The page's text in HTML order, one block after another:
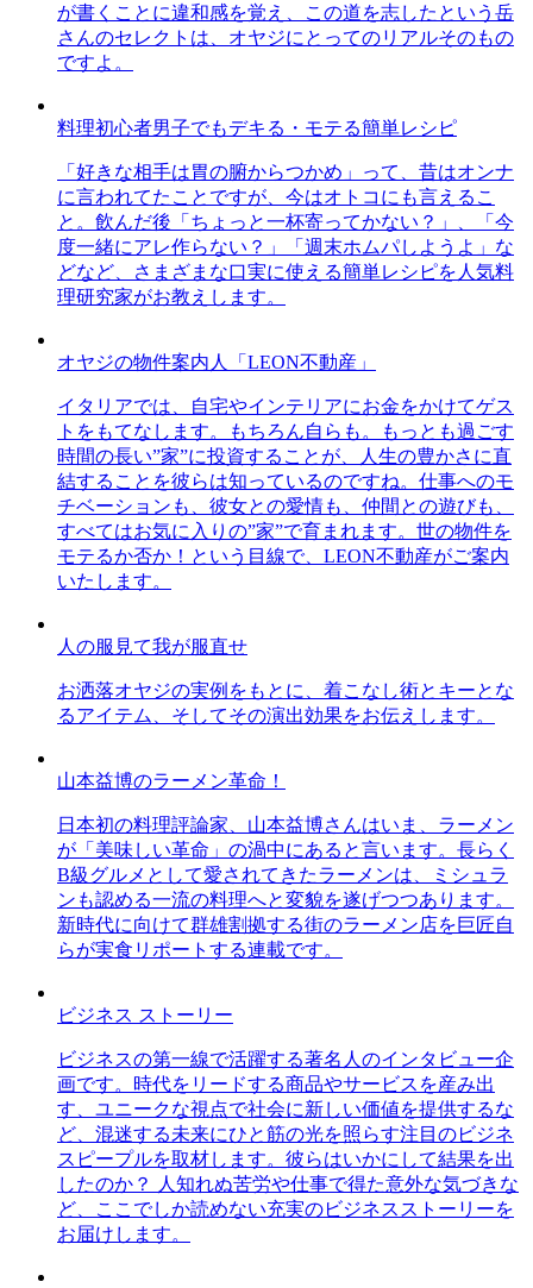
が書くことに違和感を覚え、この道を志したという岳
さんのセレクトは、オヤジにとってのリアルそのもの
ですよ。
料理初心者男子でもデキる・モテる簡単レシピ
「好きな相手は胃の腑からつかめ」って、昔はオンナ
に言われてたことですが、今はオトコにも言えるこ
と。飲んだ後「ちょっと一杯寄ってかない？」、「今
度一緒にアレ作らない？」「週末ホムパしようよ」な
どなど、さまざまな口実に使える簡単レシピを人気料
理研究家がお教えします。
オヤジの物件案内人「LEON不動産」
イタリアでは、自宅やインテリアにお金をかけてゲス
トをもてなします。もちろん自らも。もっとも過ごす
時間の長い”家”に投資することが、人生の豊かさに直
結することを彼らは知っているのですね。仕事へのモ
チベーションも、彼女との愛情も、仲間との遊びも、
すべてはお気に入りの”家”で育まれます。世の物件を
モテるか否か！という目線で、LEON不動産がご案内
いたします。
人の服見て我が服直せ
お洒落オヤジの実例をもとに、着こなし術とキーとな
るアイテム、そしてその演出効果をお伝えします。
山本益博のラーメン革命！
日本初の料理評論家、山本益博さんはいま、ラーメン
が「美味しい革命」の渦中にあると言います。長らく
B級グルメとして愛されてきたラーメンは、ミシュラ
ンも認める一流の料理へと変貌を遂げつつあります。
新時代に向けて群雄割拠する街のラーメン店を巨匠自
らが実食リポートする連載です。
ビジネス ストーリー
ビジネスの第一線で活躍する著名人のインタビュー企
画です。時代をリードする商品やサービスを産み出
す、ユニークな視点で社会に新しい価値を提供するな
ど、混迷する未来にひと筋の光を照らす注目のビジネ
スピープルを取材します。彼らはいかにして結果を出
したのか？ 人知れぬ苦労や仕事で得た意外な気づきな
ど、ここでしか読めない充実のビジネスストーリーを
お届けします。